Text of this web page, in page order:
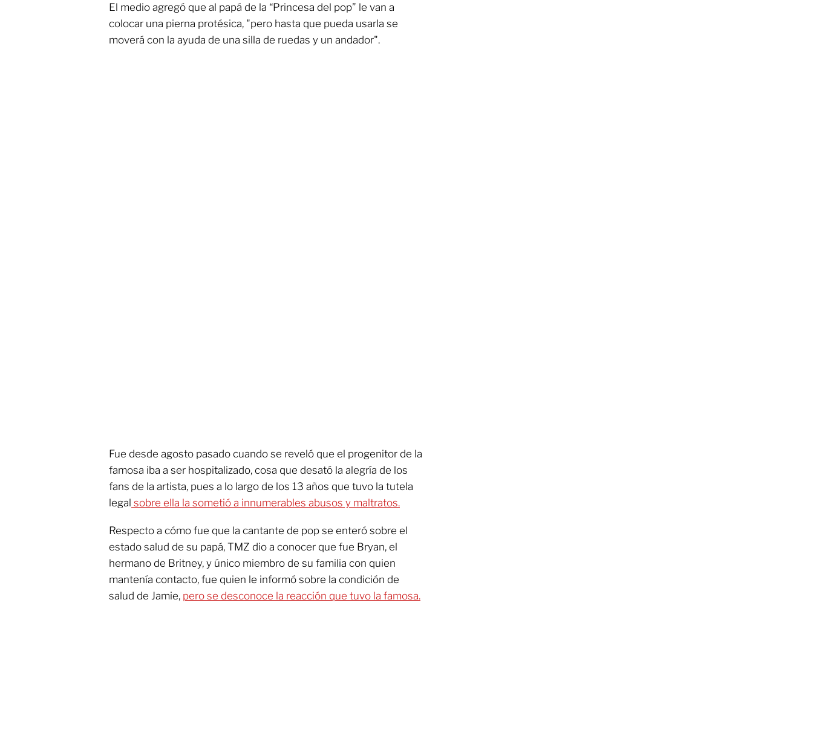
El medio agregó que al papá de la “Princesa del pop” le van a
colocar una pierna protésica, "pero hasta que pueda usarla se
moverá con la ayuda de una silla de ruedas y un andador".
Fue desde agosto pasado cuando se reveló que el progenitor de la
famosa iba a ser hospitalizado, cosa que desató la alegría de los
fans de la artista, pues a lo largo de los 13 años que tuvo la tutela
legal sobre ella la sometió a innumerables abusos y maltratos.
Respecto a cómo fue que la cantante de pop se enteró sobre el
estado salud de su papá, TMZ dio a conocer que fue Bryan, el
hermano de Britney, y único miembro de su familia con quien
mantenía contacto, fue quien le informó sobre la condición de
salud de Jamie, pero se desconoce la reacción que tuvo la famosa.